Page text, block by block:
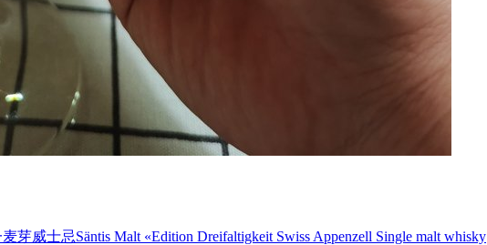
威士忌Säntis Malt «Edition Dreifaltigkeit Swiss Appenzell Single malt whisky